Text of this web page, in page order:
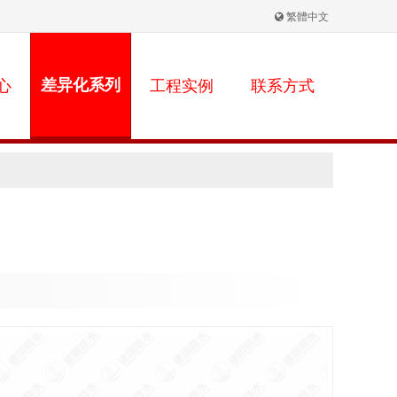
繁體中文
联系方式
工程实例
差异化系列